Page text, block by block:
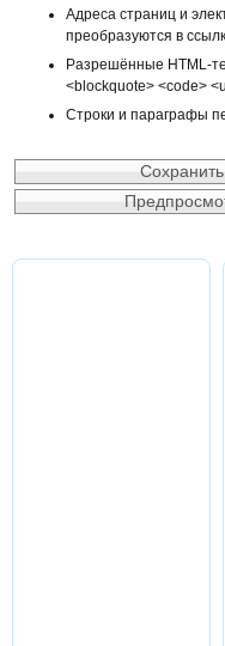
Адреса страниц и
преобразуются в
Разрешённые HTML-
<blockquote> <code>
Строки и параграфы